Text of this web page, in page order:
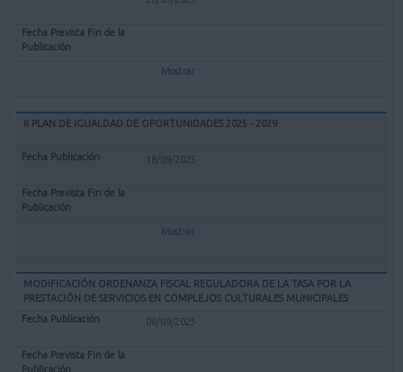
Mostrar
II PLAN DE IGUALDAD DE OPORTUNIDADES 2025 - 2029
18/09/2025
Mostrar
MODIFICACIÓN ORDENANZA FISCAL REGULADORA DE LA TASA POR LA
PRESTACIÓN DE SERVICIOS EN COMPLEJOS CULTURALES MUNICIPALES
08/09/2025